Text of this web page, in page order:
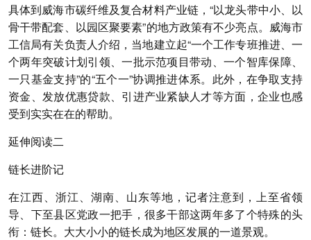
具体到威海市碳纤维及复合材料产业链，“以龙头带中小、以
骨干带配套、以园区聚要素”的地方政策有不少亮点。威海市
工信局有关负责人介绍，当地建立起“一个工作专班推进、一
个两年突破计划引领、一批示范项目带动、一个智库保障、
一只基金支持”的“五个一”协调推进体系。此外，在争取支持
资金、发放优惠贷款、引进产业紧缺人才等方面，企业也感
受到实实在在的帮助。
延伸阅读二
链长进阶记
在江西、浙江、湖南、山东等地，记者注意到，上至省领
导、下至县区党政一把手，很多干部这两年多了个特殊的头
衔：链长。大大小小的链长成为地区发展的一道景观。